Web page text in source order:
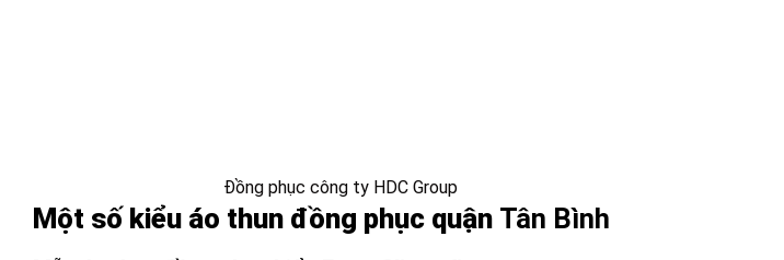
Đồng phục công ty HDC Group
Một số kiểu áo thun đồng phục quận Tân Bình